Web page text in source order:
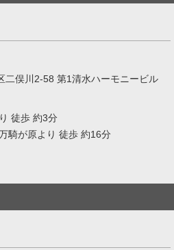
二俣川2-58 第1清水ハーモニービル
徒歩 約3分
騎が原より 徒歩 約16分